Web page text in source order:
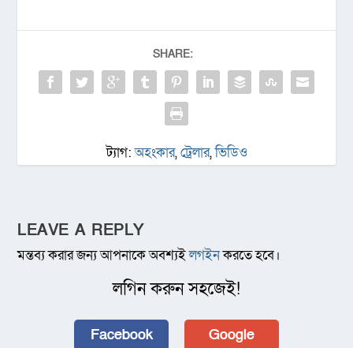
SHARE:
ট্যাগ:অহংকার,ট্রেলার,ভিডিও
LEAVE A REPLY
মন্তব্য করার জন্য আপনাকে অবশ্যইলগইনকরতে হবে।
লগিন করুন সহজেই!
Facebook Google